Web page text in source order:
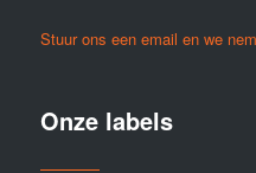
Stuur ons een email en we
Onze labels